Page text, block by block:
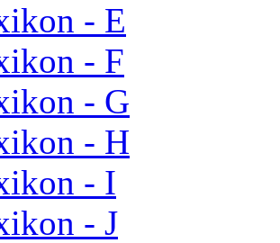
- E
- F
- G
- H
- I
- J